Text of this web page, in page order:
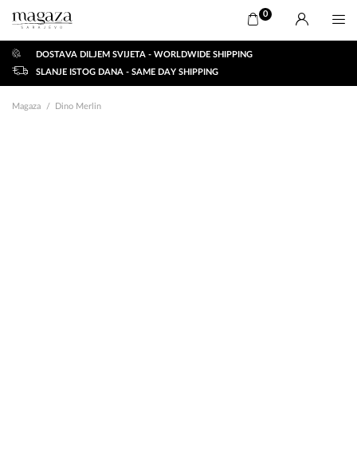
0
DOSTAVA DILJEM SVIJETA - WORLDWIDE SHIPPING
SLANJE ISTOG DANA - SAME DAY SHIPPING
Magaza Dino Merlin